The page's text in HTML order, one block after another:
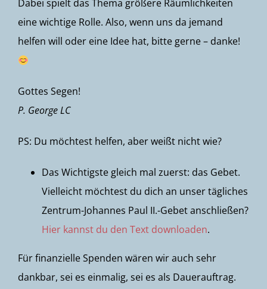
Dabei spielt das Thema größere Räumlichkeiten
eine wichtige Rolle. Also, wenn uns da jemand
helfen will oder eine Idee hat, bitte gerne – danke!
Gottes Segen!
P. George LC
PS: Du möchtest helfen, aber weißt nicht wie?
Das Wichtigste gleich mal zuerst: das Gebet.
Vielleicht möchtest du dich an unser tägliches
Zentrum-Johannes Paul II.-Gebet anschließen?
Hier kannst du den Text downloaden.
Für finanzielle Spenden wären wir auch sehr
dankbar, sei es einmalig, sei es als Dauerauftrag.